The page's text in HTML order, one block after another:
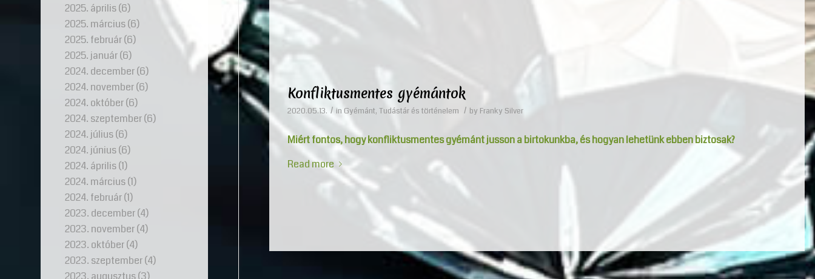
Konfliktusmentes gyémántok
2020.05.13. / in Gyémánt, Tudástár és történelem / by Franky Silver
Miért fontos, hogy konfliktusmentes gyémánt jusson a birtokunkba, és hogyan lehetünk ebben biztosak?
Read more
2025. április(6)
2025. március(6)
2025. február(6)
2025. január(6)
2024. december(6)
2024. november(6)
2024. október(6)
2024. szeptember(6)
2024. július(6)
2024. június(6)
2024. április(1)
2024. március(1)
2024. február(1)
2023. december(4)
2023. november(4)
2023. október(4)
2023. szeptember(4)